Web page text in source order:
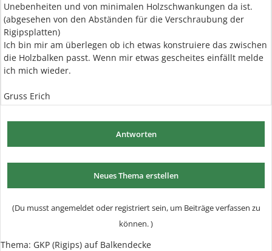
Unebenheiten und von minimalen Holzschwankungen da ist.
(abgesehen von den Abständen für die Verschraubung der
Rigipsplatten)
Ich bin mir am überlegen ob ich etwas konstruiere das zwischen
die Holzbalken passt. Wenn mir etwas gescheites einfällt melde
ich mich wieder.
Gruss Erich
Antworten
Neues Thema erstellen
(Du musst angemeldet oder registriert sein, um Beiträge verfassen zu
können. )
Thema: GKP (Rigips) auf Balkendecke